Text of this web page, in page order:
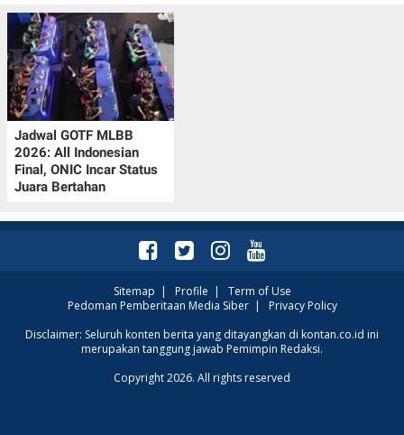
Jadwal GOTF MLBB
2026: All Indonesian
Final, ONIC Incar Status
Juara Bertahan
Sitemap | Profile | Term of Use
Pedoman Pemberitaan Media Siber| Privacy Policy
Disclaimer: Seluruh konten berita yang ditayangkan di kontan.co.id ini
merupakan tanggung jawab Pemimpin Redaksi.
Copyright 2026. All rights reserved